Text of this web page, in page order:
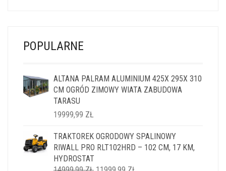
POPULARNE
ALTANA PALRAM ALUMINIUM 425X 295X 310
CM OGRÓD ZIMOWY WIATA ZABUDOWA
TARASU
19999,99 ZŁ
TRAKTOREK OGRODOWY SPALINOWY
RIWALL PRO RLT102HRD – 102 CM, 17 KM,
HYDROSTAT